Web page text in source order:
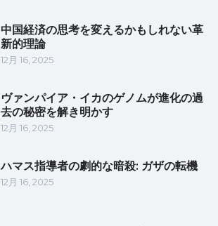
中国経済の思考を変えるかもしれない革
新的理論
12月 16, 2025
ヴァンパイア・イカのゲノムが進化の過
去の秘密を解き明かす
12月 16, 2025
ハマス指導者の劇的な暗殺: ガザの転機
12月 16, 2025